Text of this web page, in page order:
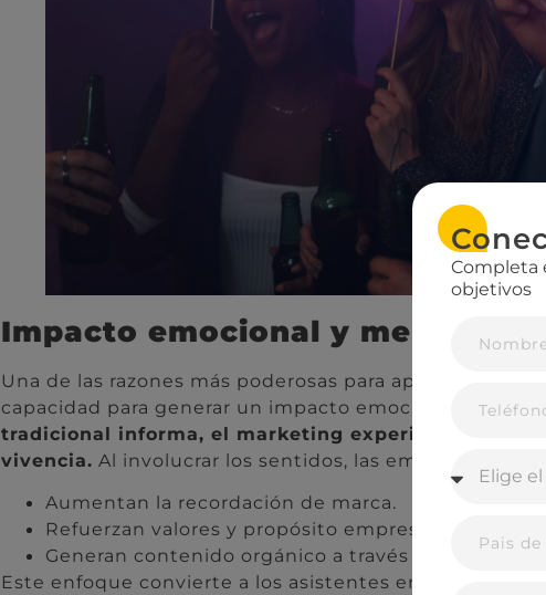
Impacto emocional y
Una de las razones más poderosas para apostar por
capacidad para generar un impacto emocional
tradicional informa, el marketing experiencial
vivencia. Al involucrar los sentidos, las emociones y la
Aumentan la recordación de marca.
Refuerzan valores y propósito empresarial.
Generan contenido orgánico a través de la
Este enfoque convierte a los asistentes en
Completa
objetivos